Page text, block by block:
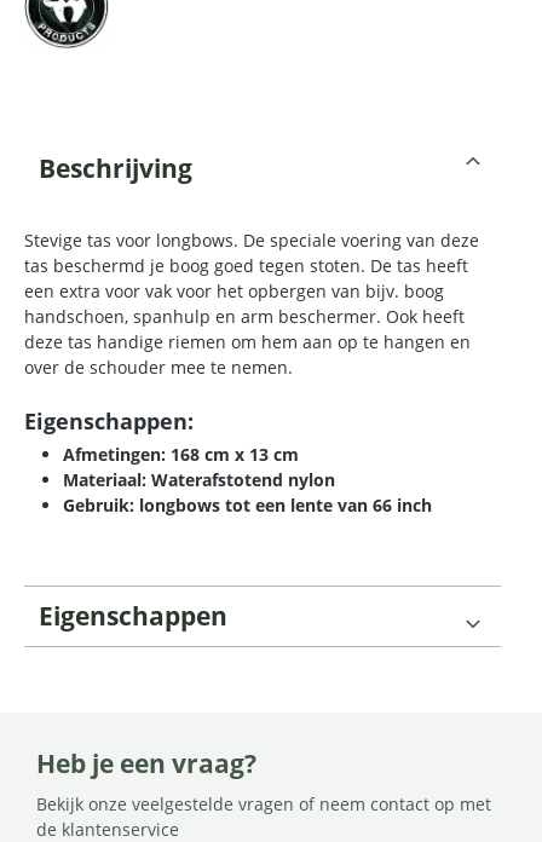
Beschrijving
Stevige tas voor longbows. De speciale voering van deze
tas beschermd je boog goed tegen stoten. De tas heeft
een extra voor vak voor het opbergen van bijv. boog
handschoen, spanhulp en arm beschermer. Ook heeft
deze tas handige riemen om hem aan op te hangen en
over de schouder mee te nemen.
Eigenschappen:
Afmetingen: 168 cm x 13 cm
Materiaal: Waterafstotend nylon
Gebruik: longbows tot een lente van 66 inch
Eigenschappen
Heb je een vraag?
Bekijk onze veelgestelde vragen of neem contact op met
de klantenservice